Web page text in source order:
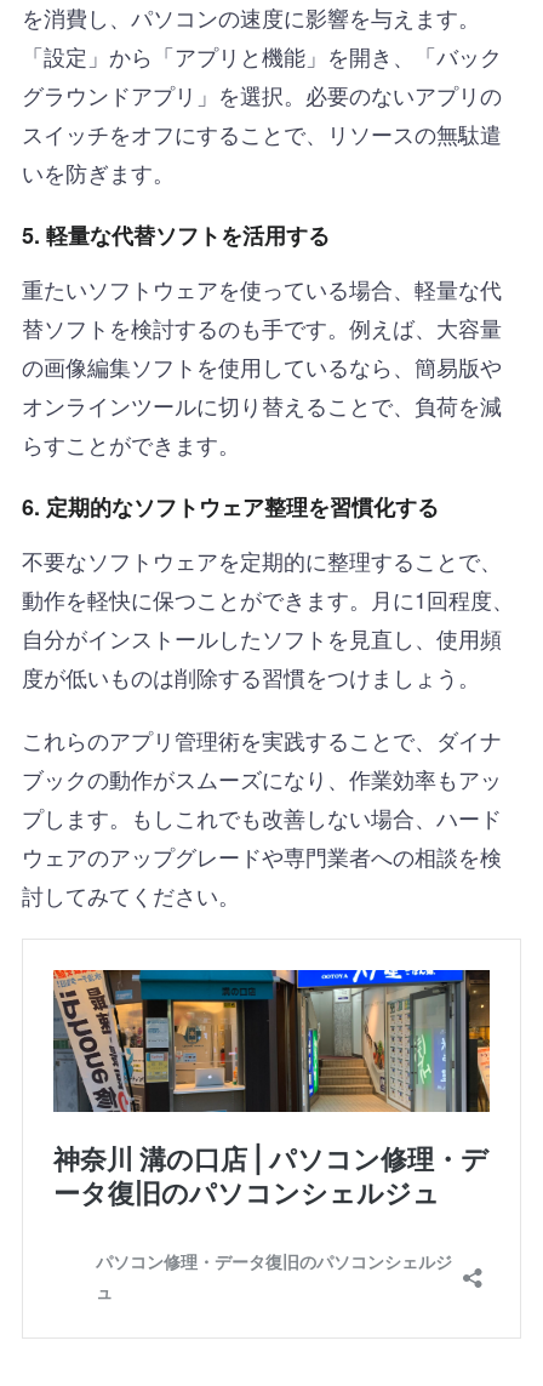
を消費し、パソコンの速度に影響を与えます。
「設定」から「アプリと機能」を開き、「バック
グラウンドアプリ」を選択。必要のないアプリの
スイッチをオフにすることで、リソースの無駄遣
いを防ぎます。
5. 軽量な代替ソフトを活用する
重たいソフトウェアを使っている場合、軽量な代
替ソフトを検討するのも手です。例えば、大容量
の画像編集ソフトを使用しているなら、簡易版や
オンラインツールに切り替えることで、負荷を減
らすことができます。
6. 定期的なソフトウェア整理を習慣化する
不要なソフトウェアを定期的に整理することで、
動作を軽快に保つことができます。月に1回程度、
自分がインストールしたソフトを見直し、使用頻
度が低いものは削除する習慣をつけましょう。
これらのアプリ管理術を実践することで、ダイナ
ブックの動作がスムーズになり、作業効率もアッ
プします。もしこれでも改善しない場合、ハード
ウェアのアップグレードや専門業者への相談を検
討してみてください。